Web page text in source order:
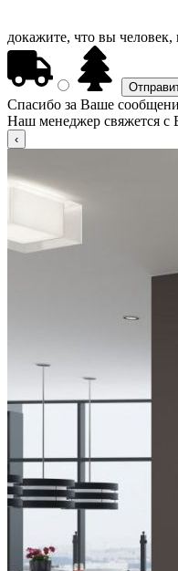
докажите, что вы человек,
Спасибо за Ваше
Наш менеджер свяжется с